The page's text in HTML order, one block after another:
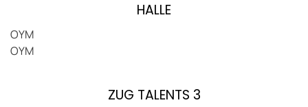
HALLE
OYM
OYM
ZUG TALENTS 3